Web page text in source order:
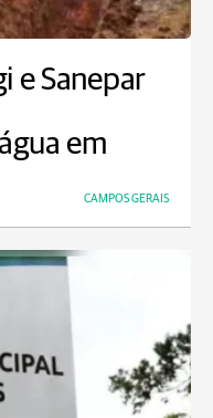
e Sanepar
em
CAMPOS GERAIS